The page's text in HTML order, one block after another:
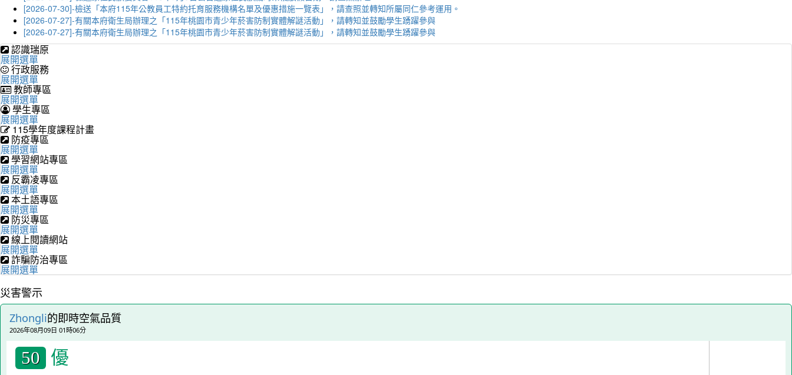
[2026-07-30]-檢送「本府115年公教員工特約托育服務機構名單及優惠措施一覽表」，請查照並轉知所屬同仁參考運用。
[2026-07-27]-有關本府衛生局辦理之「115年桃園市青少年菸害防制實體解謎活動」，請轉知並鼓勵學生踴躍參與
[2026-07-27]-有關本府衛生局辦理之「115年桃園市青少年菸害防制實體解謎活動」，請轉知並鼓勵學生踴躍參與
認識瑞原
展開選單
行政服務
展開選單
教師專區
展開選單
學生專區
展開選單
115學年度課程計畫
防疫專區
展開選單
學習網站專區
展開選單
反霸凌專區
展開選單
本土語專區
展開選單
防災專區
展開選單
線上閱讀網站
展開選單
詐騙防治專區
展開選單
災害警示
Zhongli的即時空氣品質
2026年08月09日 01時06分
50 優